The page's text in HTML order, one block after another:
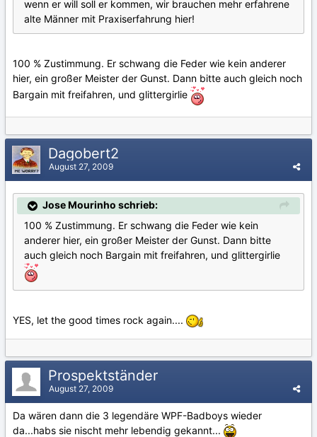
wenn er will soll er kommen, wir brauchen mehr erfahrene
alte Männer mit Praxiserfahrung hier!
100 % Zustimmung. Er schwang die Feder wie kein anderer
hier, ein großer Meister der Gunst. Dann bitte auch gleich noch
Bargain mit freifahren, und glittergirlie
Dagobert2
August 27, 2009
Jose Mourinho schrieb:
100 % Zustimmung. Er schwang die Feder wie kein
anderer hier, ein großer Meister der Gunst. Dann bitte
auch gleich noch Bargain mit freifahren, und glittergirlie
YES, let the good times rock again....
Prospektständer
August 27, 2009
Da wären dann die 3 legendäre WPF-Badboys wieder
da...habs sie nischt mehr lebendig gekannt...